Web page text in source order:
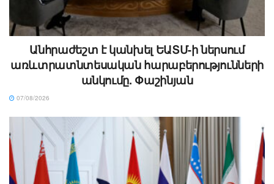
Անհրաժեշտ է կանխել ԵԱՏՄ-ի ներսում
առևտրատնտեսական հարաբերությունների
անկումը. Փաշինյան
07/08/2026